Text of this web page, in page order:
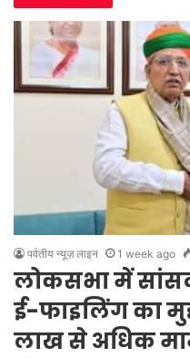
पर्वतीय न्यूज़ लाइन 1 week ago
लोकसभा में
ई-फाइलिंग का
लाख से अधिक